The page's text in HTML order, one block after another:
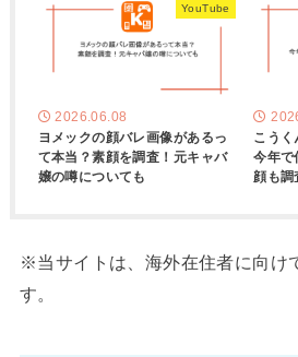
YouTube
2026.06.08
ヨメックの顔バレ画像があるっ
て本当？素顔を調査！元キャバ
嬢の噂についても
こうく
今年で
顔も調
※当サイトは、海外在住者に向け
す。